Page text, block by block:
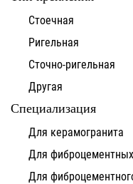
Стоечная
Ригельная
Сточно-ригельная
Другая
Специализация
Для керамогранита
Для
Для